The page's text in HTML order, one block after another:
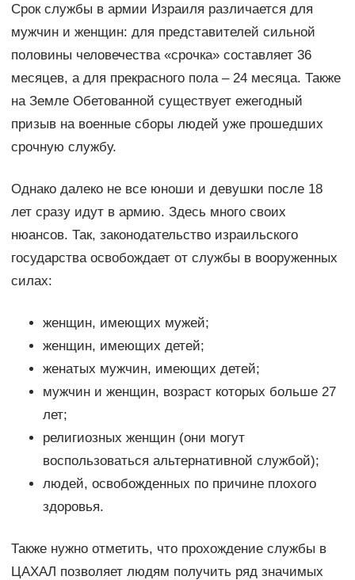
Срок службы в армии Израиля различается для
мужчин и женщин: для представителей сильной
половины человечества «срочка» составляет 36
месяцев, а для прекрасного пола – 24 месяца. Также
на Земле Обетованной существует ежегодный
призыв на военные сборы людей уже прошедших
срочную службу.
Однако далеко не все юноши и девушки после 18
лет сразу идут в армию. Здесь много своих
нюансов. Так, законодательство израильского
государства освобождает от службы в вооруженных
силах:
женщин, имеющих мужей;
женщин, имеющих детей;
женатых мужчин, имеющих детей;
мужчин и женщин, возраст которых больше 27
лет;
религиозных женщин (они могут
воспользоваться альтернативной службой);
людей, освобожденных по причине плохого
здоровья.
Также нужно отметить, что прохождение службы в
ЦАХАЛ позволяет людям получить ряд значимых